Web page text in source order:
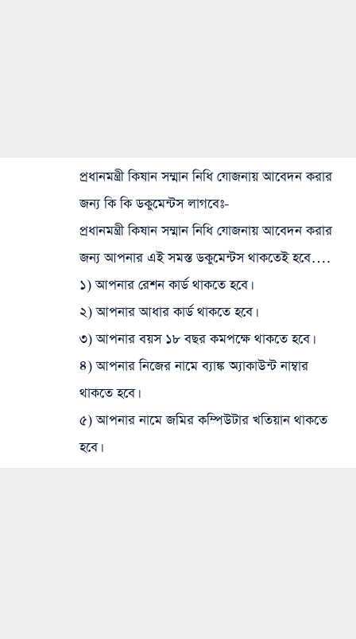
প্রধানমন্ত্রী কিষান সম্মান নিধি যোজনায় আবেদন করার
জন্য কি কি ডকুমেন্টস লাগবেঃ-
প্রধানমন্ত্রী কিষান সম্মান নিধি যোজনায় আবেদন করার
জন্য আপনার এই সমস্ত ডকুমেন্টস থাকতেই হবে….
১) আপনার রেশন কার্ড থাকতে হবে।
২) আপনার আধার কার্ড থাকতে হবে।
৩) আপনার বয়স ১৮ বছর কমপক্ষে থাকতে হবে।
৪) আপনার নিজের নামে ব্যাঙ্ক অ্যাকাউন্ট নাম্বার
থাকতে হবে।
৫) আপনার নামে জমির কম্পিউটার খতিয়ান থাকতে
হবে।